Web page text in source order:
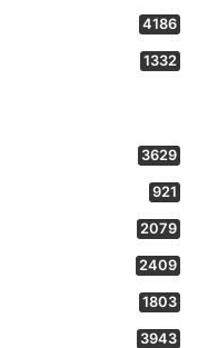
4186
1332
3629
921
2079
2409
1803
3943